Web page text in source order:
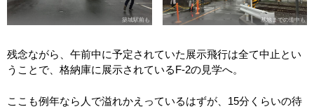
築城駅前も 基地までの道中も
残念ながら、午前中に予定されていた展示飛行は全て中止とい
うことで、格納庫に展示されているF-2の見学へ。
ここも例年なら人で溢れかえっているはずが、15分くらいの待